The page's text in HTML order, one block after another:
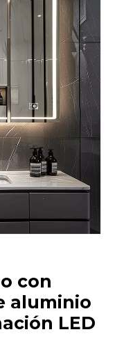
con
aluminio
LED